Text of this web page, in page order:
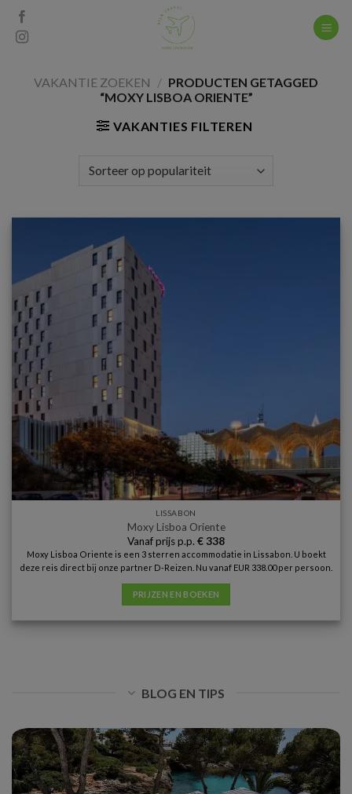
Skip
content
VAKANTIE ZOEKEN / PRODUCTEN GETAGGED
“MOXY LISBOA ORIENTE”
VAKANTIES FILTEREN
LISSABON
Moxy Lisboa Oriente
Vanaf prijs p.p. € 338
Moxy Lisboa Oriente is een 3 sterren accommodatie in Lissabon. U boekt
deze reis direct bij onze partner D-Reizen. Nu vanaf EUR 338.00 per persoon.
PRIJZEN EN BOEKEN
BLOG EN TIPS